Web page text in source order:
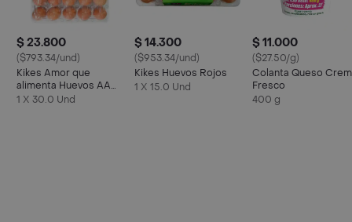
$ 23.800
($793.34/und)
Kikes Amor que
alimenta Huevos AA
Rojos L
1 X 30.0 Und
$ 14.300
($953.34/und)
Kikes Huevos Rojos
1 X 15.0 Und
$ 11.000
($27.50/g)
Colanta Queso
Fresco
400 g